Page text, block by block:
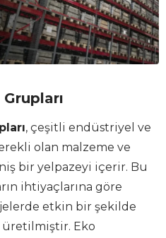
, çeşitli endüstriyel ve
olan malzeme ve
bir yelpazeyi içerir. Bu
ihtiyaçlarına göre
etkin bir şekilde
üretilmiştir. Eko